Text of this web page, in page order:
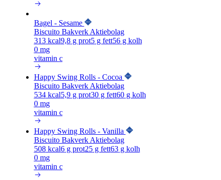
Bagel - Sesame
Biscuito Bakverk Aktiebolag
313kcal9,8g prot5g fett56g kolh
0 mg
vitamin c
Happy Swing Rolls - Cocoa
Biscuito Bakverk Aktiebolag
534kcal5,9g prot30g fett60g kolh
0 mg
vitamin c
Happy Swing Rolls - Vanilla
Biscuito Bakverk Aktiebolag
508kcal6g prot25g fett63g kolh
0 mg
vitamin c